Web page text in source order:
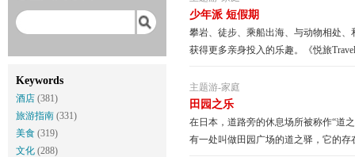
Keywords
酒店 (381)
旅游指南 (331)
美食 (319)
文化 (288)
少年派 短假期
攀岩、徒步、乘船出海、与动物相处
获得更多亲身投入的乐趣。《悦旅
主题游-家庭
田园之乐
在日本，道路旁的休息场所被称作“道
有一处叫做田园广场的道之驿，它的